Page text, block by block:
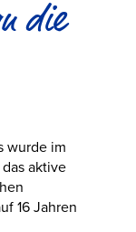
die
wurde im
aktive
16 Jahren